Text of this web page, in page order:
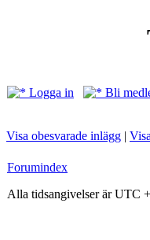
Logga in
Bli
Visa obesvarade inlägg |
Forumindex
Alla tidsangivelser är UTC